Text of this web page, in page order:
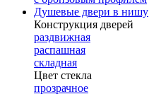
Душевые двери в нишу
Конструкция дверей
раздвижная
распашная
складная
Цвет стекла
прозрачное